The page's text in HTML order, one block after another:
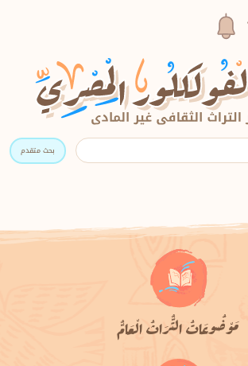
بحث متقدم
مَوْضُوعَاتُ التُّرَاثُ الْعَامُّ